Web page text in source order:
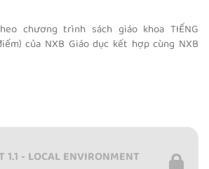
chương trình sách giáo khoa TIẾNG
của NXB Giáo dục kết hợp cùng NXB
1.1 - LOCAL ENVIRONMENT